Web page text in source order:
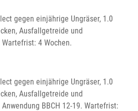
gegen einjährige Ungräser, 1.0
Ausfallgetreide und
4 Wochen.
gegen einjährige Ungräser, 1.0
Ausfallgetreide und
BBCH 12-19. Wartefrist: